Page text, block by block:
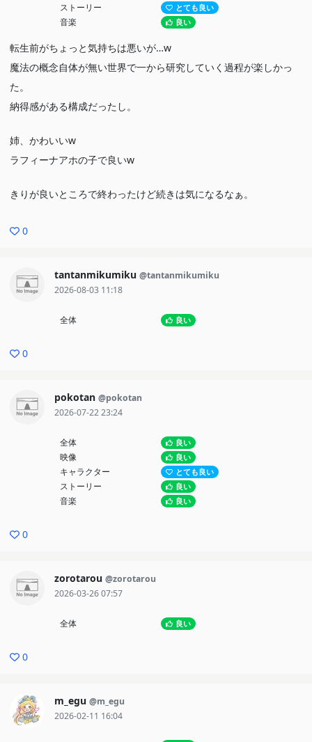
ストーリー とても良い
音楽 良い
転生前がちょっと気持ちは悪いが…w
魔法の概念自体が無い世界で一から研究していく過程が楽しかっ
た。
納得感がある構成だったし。
姉、かわいいw
ラフィーナアホの子で良いw
きりが良いところで終わったけど続きは気になるなぁ。
0
tantanmikumiku @tantanmikumiku
2026-08-03 11:18
全体 良い
0
pokotan @pokotan
2026-07-22 23:24
全体 良い
映像 良い
キャラクター とても良い
ストーリー 良い
音楽 良い
0
zorotarou @zorotarou
2026-03-26 07:57
全体 良い
0
m_egu @m_egu
2026-02-11 16:04